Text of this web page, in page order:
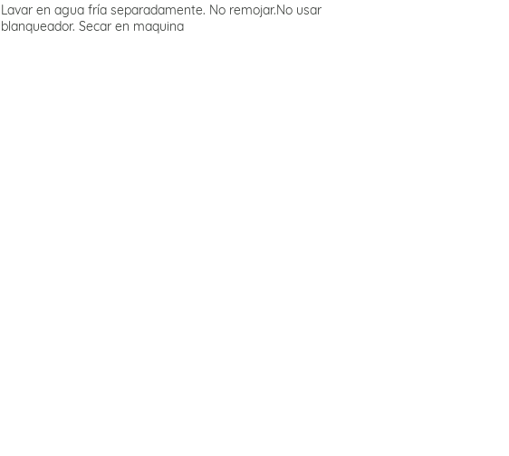
Lavar en agua fría separadamente. No remojar.No usar
blanqueador. Secar en maquina